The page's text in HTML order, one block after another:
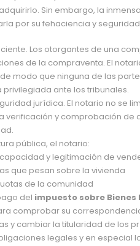
Sin embargo, la
por su fehaciencia y
Los otorgantes de una
de la compraventa. El
modo que ninguna de las
ante los tribunales.
jurídica. El notario no se
verificación y comprobación de
pública, el notario:
y legitimación de
que pesan sobre la vivienda
de la comunidad
del impuesto sobre Bienes
comprobar su
y cambiar la titularidad de los
legales y en